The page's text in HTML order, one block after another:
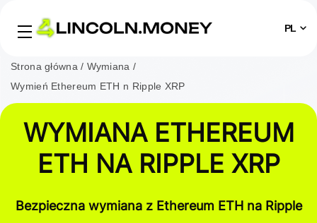
PL
Strona główna Wymiana
Wymień Ethereum ETH n Ripple XRP
WYMIANA ETHEREUM
ETH NA RIPPLE XRP
Bezpieczna wymiana z Ethereum ETH na Ripple